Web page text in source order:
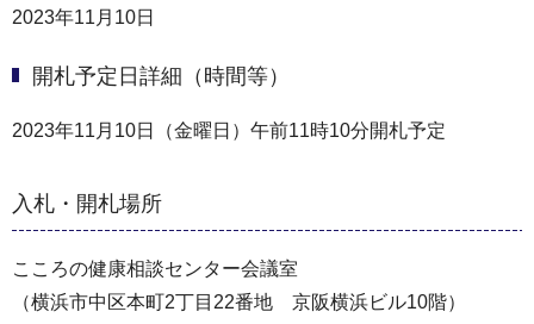
2023年11月10日
開札予定日詳細（時間等）
2023年11月10日（金曜日）午前11時10分開札予定
入札・開札場所
こころの健康相談センター会議室
（横浜市中区本町2丁目22番地 京阪横浜ビル10階）